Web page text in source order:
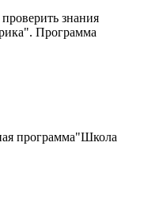
знания
Программа
программа"Школа